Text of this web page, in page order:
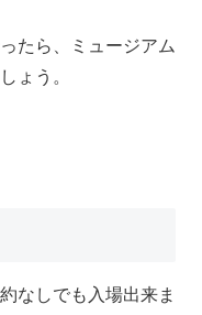
たら、ミュージアム
ょう。
なしでも入場出来ま